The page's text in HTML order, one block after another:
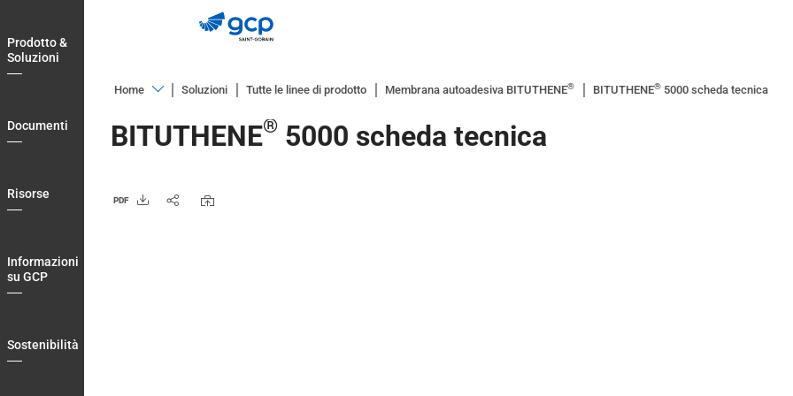
to
main
navigation
Prodotto &
Soluzioni
Documenti
Risorse
Informazioni
su GCP
Sostenibilità
Home
&
Documenti
Soluzioni Tutte le linee di prodotto Membrana autoadesiva BITUTHENE® BITUTHENE® 5000 scheda tecnica
BITUTHENE® 5000 scheda tecnica
PDF